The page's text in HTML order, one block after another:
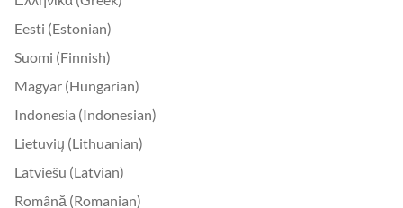
Eesti (Estonian)
Suomi (Finnish)
Magyar (Hungarian)
Indonesia (Indonesian)
Lietuvių (Lithuanian)
Latviešu (Latvian)
Română (Romanian)